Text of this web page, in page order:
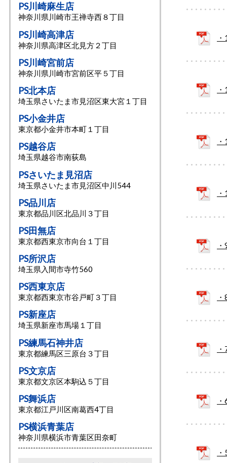
PS川崎麻生店
神奈川県川崎市王禅寺⻄８丁⽬
PS川崎高津店
神奈川県高津区北見方２丁目
PS川崎宮前店
神奈川県川崎市宮前区平５丁目
PS北本店
埼玉県さいたま市見沼区東大宮１丁目
PS小金井店
東京都小金井市本町１丁目
PS越谷店
埼⽟県越谷市南荻島
PSさいたま見沼店
埼⽟県さいたま市見沼区中川544
PS品川店
東京都品川区北品川３丁目
PS田無店
東京都西東京市向台１丁目
PS所沢店
埼玉県入間市寺竹560
PS西東京店
東京都西東京市谷戸町３丁目
PS新座店
埼玉県新座市馬場１丁目
PS練馬石神井店
東京都練馬区三原台３丁目
PS文京店
東京都⽂京区本駒込５丁⽬
PS舞浜店
東京都江戸川区南葛西4丁目
PS横浜青葉店
神奈川県横浜市青葉区田奈町